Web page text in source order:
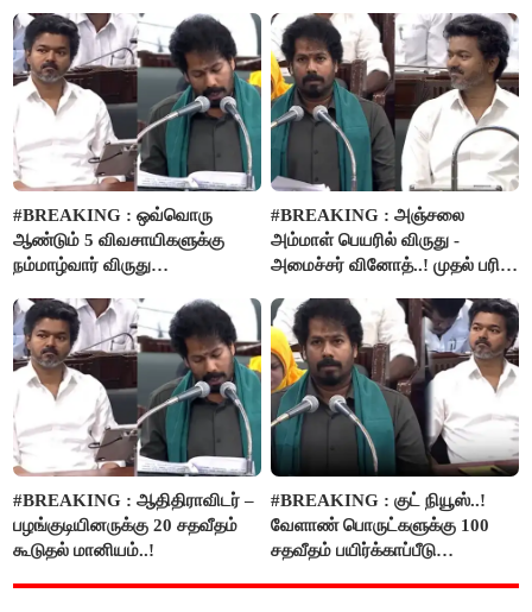
#BREAKING : ஒவ்வொரு
ஆண்டும் 5 விவசாயிகளுக்கு
நம்மாழ்வார் விருது
#BREAKING : அஞ்சலை
அம்மாள் பெயரில் விருது -
அமைச்சர் வினோத்..! முதல் பரிசு
#BREAKING : ஆதிதிராவிடர் –
பழங்குடியினருக்கு 20 சதவீதம்
கூடுதல் மானியம்..!
#BREAKING : குட் நியூஸ்..!
வேளாண் பொருட்களுக்கு 100
சதவீதம் பயிர்க்காப்பீடு